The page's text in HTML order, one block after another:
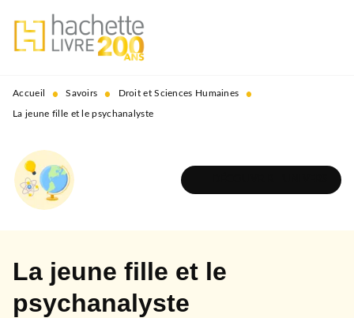
MENU RECHERCHE
PIED DE PAGE
Accueil • Savoirs • Droit et Sciences Humaines •
La jeune fille et le psychanalyste
La jeune fille et le
psychanalyste